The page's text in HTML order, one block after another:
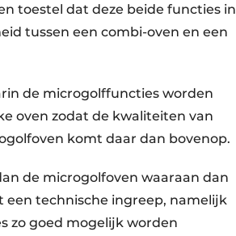
toestel dat deze beide functies in
tussen een combi-oven en een
de microgolffuncties worden
oven zodat de kwaliteiten van
komt daar dan bovenop.
de microgolfoven waaraan dan
een technische ingreep, namelijk
zo goed mogelijk worden